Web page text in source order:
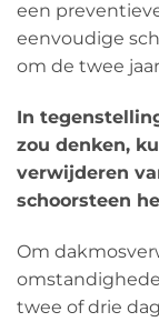
een
eenvoudige
om de twee
In
zou denken,
verwijderen
schoorsteen
Om
twee of drie